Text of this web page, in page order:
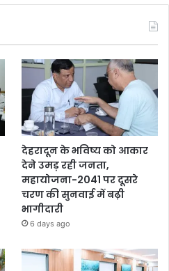
देहरादून के भविष्य को आकार
देने उमड़ रही जनता,
महायोजना-2041 पर दूसरे
चरण की सुनवाई में बढ़ी
भागीदारी
6 days ago